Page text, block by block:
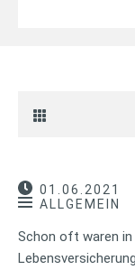
01.06.2021
ALLGEMEIN
Schon oft waren in